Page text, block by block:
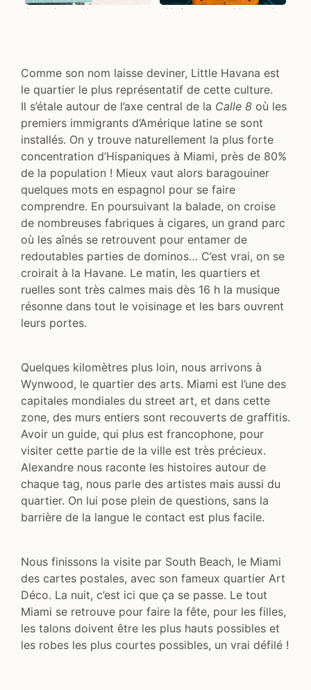
Les cabanes des sauveteurs
Un incontournable pour le
Comme son nom laisse deviner, Little Havana est
le quartier le plus représentatif de cette culture.
Il s’étale autour de l’axe central de la Calle 8 où les
premiers immigrants d’Amérique latine se sont
installés. On y trouve naturellement la plus forte
concentration d’Hispaniques à Miami, près de 80%
de la population ! Mieux vaut alors baragouiner
quelques mots en espagnol pour se faire
comprendre. En poursuivant la balade, on croise
de nombreuses fabriques à cigares, un grand parc
où les aînés se retrouvent pour entamer de
redoutables parties de dominos… C’est vrai, on se
croirait à la Havane. Le matin, les quartiers et
ruelles sont très calmes mais dès 16 h la musique
résonne dans tout le voisinage et les bars ouvrent
leurs portes.
Quelques kilomètres plus loin, nous arrivons à
Wynwood, le quartier des arts. Miami est l’une des
capitales mondiales du street art, et dans cette
zone, des murs entiers sont recouverts de graffitis.
Avoir un guide, qui plus est francophone, pour
visiter cette partie de la ville est très précieux.
Alexandre nous raconte les histoires autour de
chaque tag, nous parle des artistes mais aussi du
quartier. On lui pose plein de questions, sans la
barrière de la langue le contact est plus facile.
Nous finissons la visite par South Beach, le Miami
des cartes postales, avec son fameux quartier Art
Déco. La nuit, c’est ici que ça se passe. Le tout
Miami se retrouve pour faire la fête, pour les filles,
les talons doivent être les plus hauts possibles et
les robes les plus courtes possibles, un vrai défilé !